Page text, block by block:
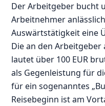
Der Arbeitgeber bucht
Arbeitnehmer
Auswärtstätigkeit eine
Die an den
lautet über 100 EUR
als Gegenleistung für
für ein sogenanntes
Reisebeginn ist am